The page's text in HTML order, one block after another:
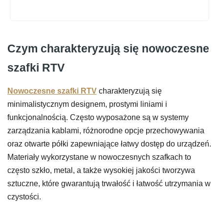
Czym charakteryzują się nowoczesne
szafki RTV
Nowoczesne szafki RTV charakteryzują się
minimalistycznym designem, prostymi liniami i
funkcjonalnością. Często wyposażone są w systemy
zarządzania kablami, różnorodne opcje przechowywania
oraz otwarte półki zapewniające łatwy dostęp do urządzeń.
Materiały wykorzystane w nowoczesnych szafkach to
często szkło, metal, a także wysokiej jakości tworzywa
sztuczne, które gwarantują trwałość i łatwość utrzymania w
czystości.